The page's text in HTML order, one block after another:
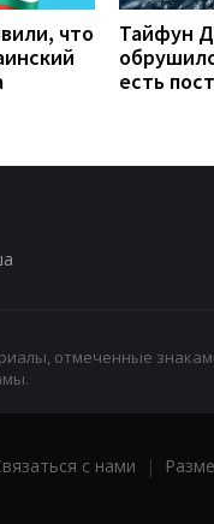
что
Тайфун
есть
отмеченные
с нами |